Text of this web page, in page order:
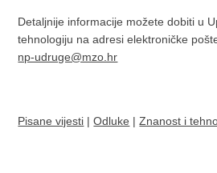
Detaljnije informacije možete dobiti u
tehnologiju na adresi elektroničke
np-udruge@mzo.hr
Pisane vijesti |Odluke |Znanost i